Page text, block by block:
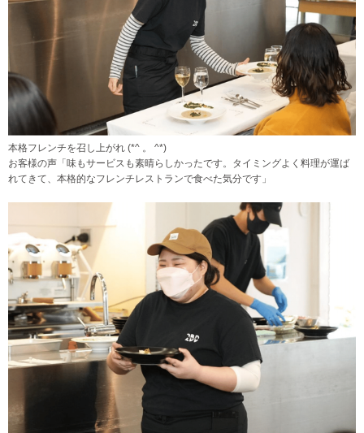
本格フレンチを召し上がれ (*^ 。 ^*)
お客様の声「味もサービスも素晴らしかったです。タイミングよく料理が運ば
れてきて、本格的なフレンチレストランで食べた気分です」